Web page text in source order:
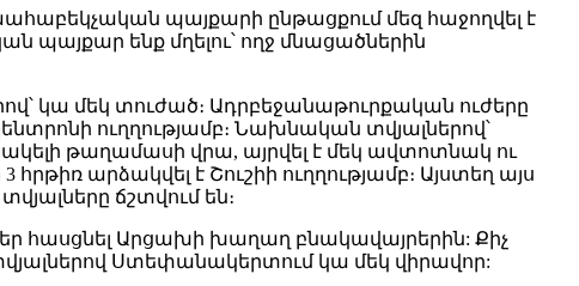
պայքարի ընթացքում մեզ հաջողվել է
պայքար ենք մղելու՝ ողջ մնացածներին
կա մեկ տուժած։ Ադրբեջանաթուրքական ուժերը
ուղղությամբ։ Նախնական տվյալներով՝
թաղամասի վրա, այրվել է մեկ ավտոտնակ ու
արձակվել է Շուշիի ուղղությամբ։ Այստեղ այս
ճշտվում են։
հասցնել Արցախի խաղաղ բնակավայրերին: Քիչ
Ստեփանակերտում կա մեկ վիրավոր: